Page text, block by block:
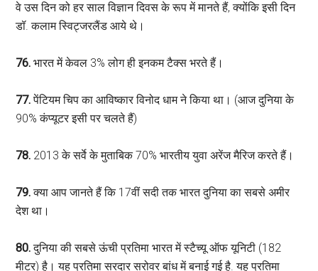
वे उस दिन को हर साल विज्ञान दिवस के रूप में मानते हैं, क्योंकि इसी दिन
डॉ. कलाम स्विट्जरलैंड आये थे।
76. भारत में केवल 3% लोग ही इनकम टैक्स भरते हैं।
77.पेंटियम चिप का आविष्कार विनोद धाम ने किया था। (आज दुनिया के
90% कंप्यूटर इसी पर चलते हैं)
78. 2013 के सर्वे के मुताबिक 70% भारतीय युवा अरेंज मैरिज करते हैं।
79.क्या आप जानते हैं कि 17वीं सदी तक भारत दुनिया का सबसे अमीर
देश था।
80.दुनिया की सबसे ऊंची प्रतिमा भारत में स्टैच्यू ऑफ यूनिटी (182
मीटर) है। यह प्रतिमा सरदार सरोवर बांध में बनाई गई है. यह प्रतिमा